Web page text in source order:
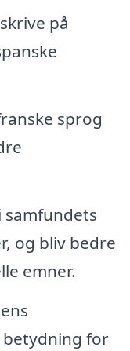
på
sprog
samfundets
og bliv bedre
emner.
for